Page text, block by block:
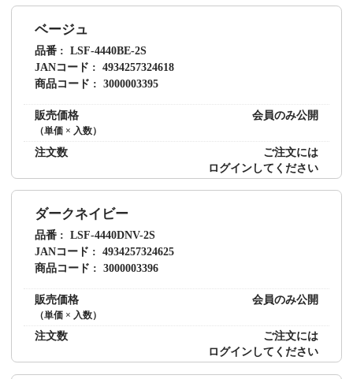
ベージュ
品番
LSF-4440BE-2S
JANコード
4934257324618
商品コード
3000003395
販売価格
（単価 × 入数）
会員のみ公開
注文数
ご注文には
ログインしてください
ダークネイビー
品番
LSF-4440DNV-2S
JANコード
4934257324625
商品コード
3000003396
販売価格
（単価 × 入数）
会員のみ公開
注文数
ご注文には
ログインしてください